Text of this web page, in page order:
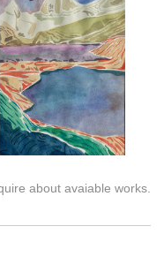
about avaiable works.